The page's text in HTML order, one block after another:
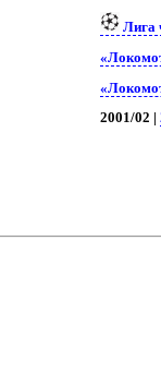
Лига
2001/02 |